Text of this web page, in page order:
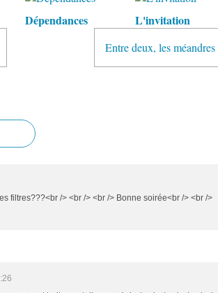
Dépendances L'invitation
Entre deux, les méandres
filtres???<br /> <br /> <br /> Bonne soirée<br /> <br />